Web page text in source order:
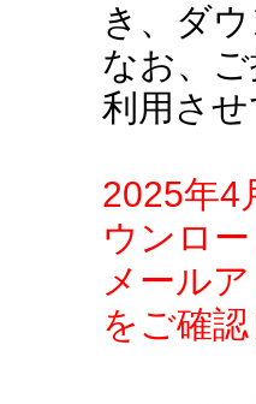
き、ダ
なお、
利用さ
2025年4
ウンロ
メール
をご確